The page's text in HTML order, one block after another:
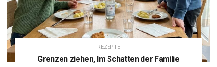
REZEPTE
Grenzen ziehen, Im Schatten der Familie